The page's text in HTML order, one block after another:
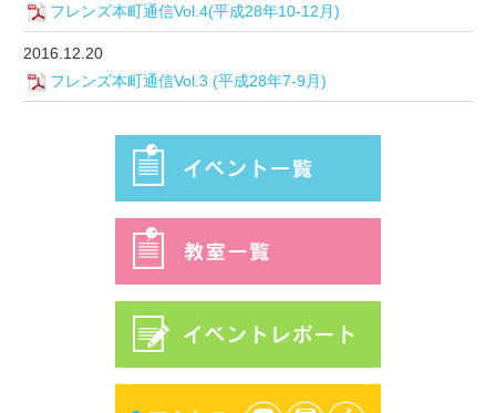
フレンズ本町通信Vol.4(平成28年10-12月)
2016.12.20
フレンズ本町通信Vol.3 (平成28年7-9月)